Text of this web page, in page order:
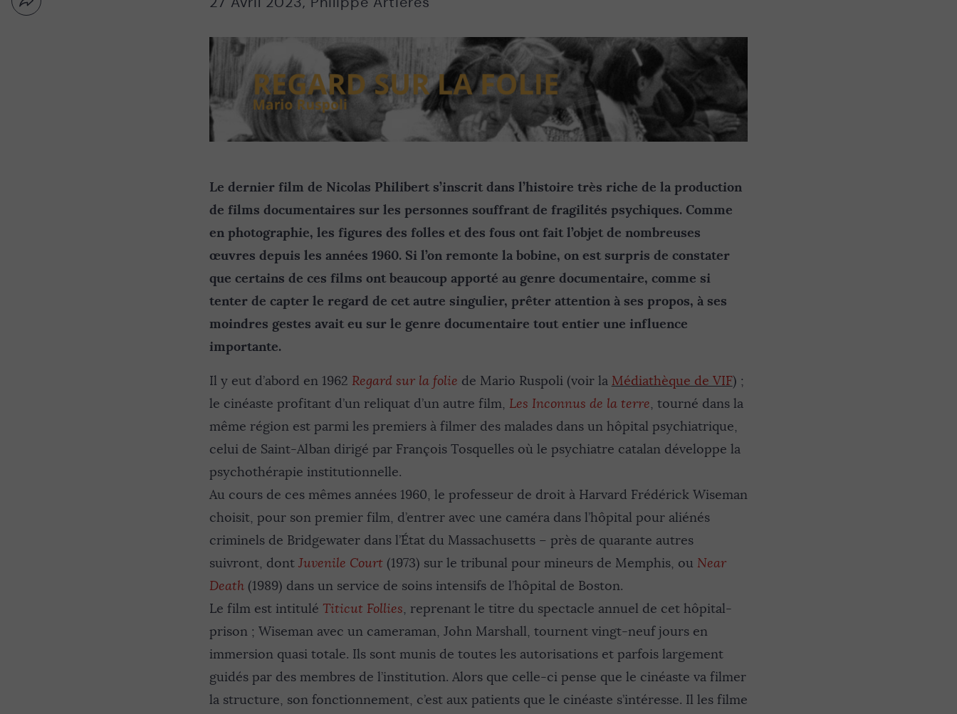
Nouvelle
Partager
Le dernier film de Nicolas Philibert s’inscrit dans l’histoire très riche de la production
de films documentaires sur les personnes souffrant de fragilités psychiques. Comme
en photographie, les figures des folles et des fous ont fait l’objet de nombreuses
œuvres depuis les années 1960. Si l’on remonte la bobine, on est surpris de constater
que certains de ces films ont beaucoup apporté au genre documentaire, comme si
tenter de capter le regard de cet autre singulier, prêter attention à ses propos, à ses
moindres gestes avait eu sur le genre documentaire tout entier une influence
importante.
Il y eut d’abord en 1962 Regard sur la folie de Mario Ruspoli (voir la Médiathèque de VIF) ;
le cinéaste profitant d’un reliquat d’un autre film, Les Inconnus de la terre, tourné dans la
même région est parmi les premiers à filmer des malades dans un hôpital psychiatrique,
celui de Saint-Alban dirigé par François Tosquelles où le psychiatre catalan développe la
psychothérapie institutionnelle.
Au cours de ces mêmes années 1960, le professeur de droit à Harvard Frédérick Wiseman
choisit, pour son premier film, d’entrer avec une caméra dans l’hôpital pour aliénés
criminels de Bridgewater dans l’État du Massachusetts – près de quarante autres
suivront, dont Juvenile Court (1973) sur le tribunal pour mineurs de Memphis, ou Near
Death(1989) dans un service de soins intensifs de l’hôpital de Boston.
Le film est intitulé Titicut Follies, reprenant le titre du spectacle annuel de cet hôpital-
prison ; Wiseman avec un cameraman, John Marshall, tournent vingt-neuf jours en
immersion quasi totale. Ils sont munis de toutes les autorisations et parfois largement
guidés par des membres de l’institution. Alors que celle-ci pense que le cinéaste va filmer
la structure, son fonctionnement, c’est aux patients que le cinéaste s’intéresse. Il les filme